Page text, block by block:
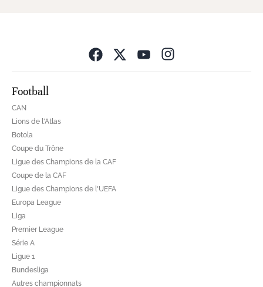
Football
CAN
Lions de l'Atlas
Botola
Coupe du Trône
Ligue des Champions de la CAF
Coupe de la CAF
Ligue des Champions de l'UEFA
Europa League
Liga
Premier League
Série A
Ligue 1
Bundesliga
Autres championnats